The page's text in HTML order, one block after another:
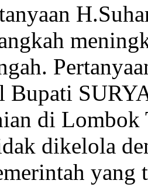
Bupati
di Lombok
dikelola
yang